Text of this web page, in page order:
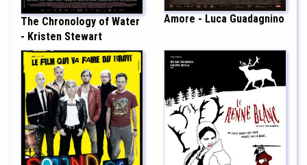
The Chronology of Water
- Kristen Stewart
Amore - Luca Guadagnino